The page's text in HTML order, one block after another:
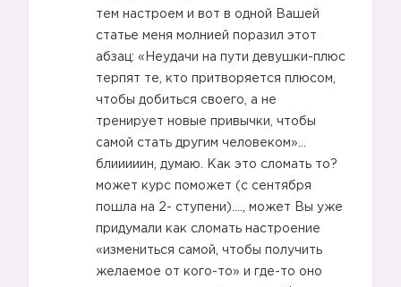
тем настроем и вот в одной Вашей
статье меня молнией поразил этот
абзац: «Неудачи на пути девушки-плюс
терпят те, кто притворяется плюсом,
чтобы добиться своего, а не
тренирует новые привычки, чтобы
самой стать другим человеком»…
блииииин, думаю. Как это сломать то?
может курс поможет (с сентября
пошла на 2- ступени)...., может Вы уже
придумали как сломать настроение
«измениться самой, чтобы получить
желаемое от кого-то» и где-то оно